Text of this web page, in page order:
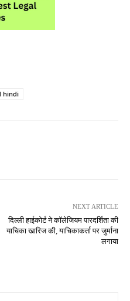
hindi
NEXT ARTICLE
दिल्ली हाईकोर्ट ने कॉलेजियम पारदर्शिता की
याचिका खारिज की, याचिकाकर्ता पर जुर्माना
लगाया